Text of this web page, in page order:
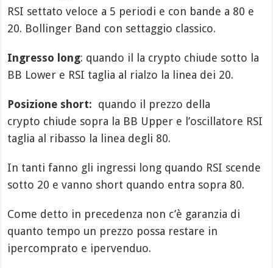
RSI settato veloce a 5 periodi e con bande a 80 e
20. Bollinger Band con settaggio classico.
Ingresso long: quando il la crypto chiude sotto la
BB Lower e RSI taglia al rialzo la linea dei 20.
Posizione short: quando il prezzo della
crypto chiude sopra la BB Upper e l’oscillatore RSI
taglia al ribasso la linea degli 80.
In tanti fanno gli ingressi long quando RSI scende
sotto 20 e vanno short quando entra sopra 80.
Come detto in precedenza non c’è garanzia di
quanto tempo un prezzo possa restare in
ipercomprato e ipervenduo.